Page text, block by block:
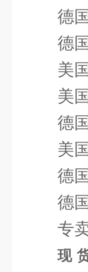
德
德
美
美
德
美
德
德
专
现